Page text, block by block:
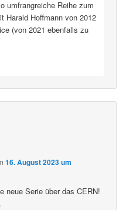
umfrangreiche Reihe zum
Harald Hoffmann von 2012
(von 2021 ebenfalls zu
16. August 2023 um
neue Serie über das CERN!